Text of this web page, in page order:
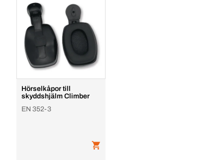
Hörselkåpor till
skyddshjälm Climber
EN 352-3